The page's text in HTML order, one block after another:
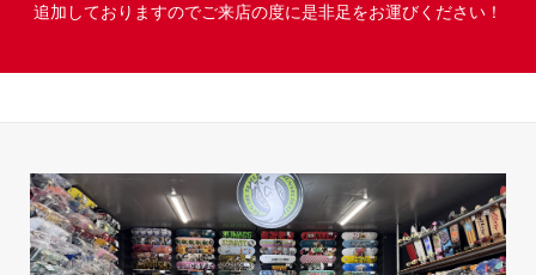
追加しておりますのでご来店の度に是非足をお運びください！